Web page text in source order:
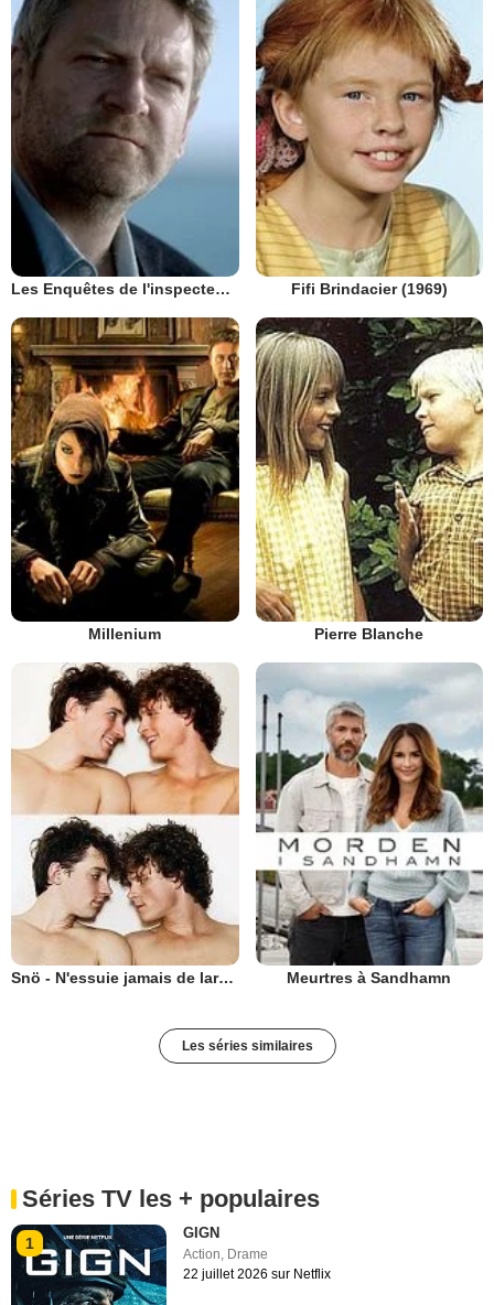
Les Enquêtes de l'inspecteur Wallander Fifi Brindacier (1969)
Millenium Pierre Blanche
Snö - N'essuie jamais de larmes sans gants Meurtres à Sandhamn
Les séries similaires
Séries TV les + populaires
1
GIGN
Action, Drame
22 juillet 2026 sur Netflix